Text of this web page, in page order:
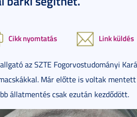
Cikk nyomtatás Link küldés
az SZTE Fogorvostudományi
Már előtte is voltak
állatmentés csak ezután kezdődött.